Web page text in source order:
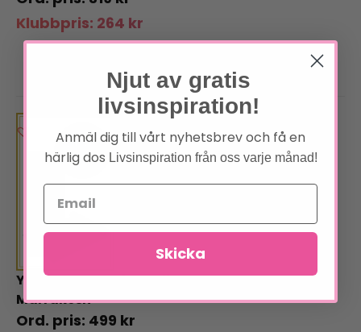
Klubbpris: 264 kr
Yogamatta Gaiam Olive
Marrakesh
499 kr
Njut av gratis
livsinspiration!
Anmäl dig till vårt nyhetsbrev och få en
härlig dos Livsinspiration från oss varje månad!
Skicka